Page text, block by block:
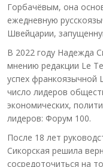
Горбачёвым, она
ежедневную
Швейцарии,
В 2022 году Надежда
мнению редакции Le
успех франкоязычной
число лидеров
экономических,
лидеров: Форум 100.
После 18 лет
Сикорская решила
сосредоточиться на